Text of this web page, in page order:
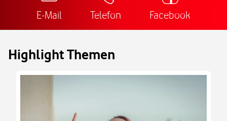
E-Mail Telefon Facebook
Highlight Themen